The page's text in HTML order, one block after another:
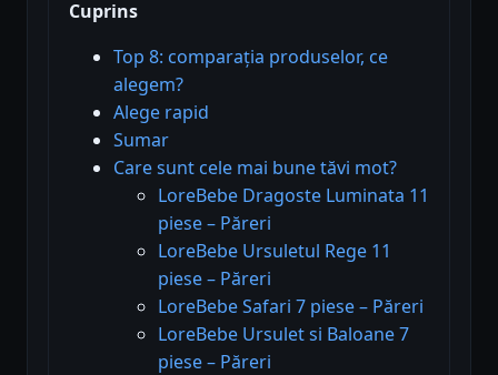
Cuprins
Top 8: comparația produselor, ce
alegem?
Alege rapid
Sumar
Care sunt cele mai bune tăvi mot?
LoreBebe Dragoste Luminata 11
piese – Păreri
LoreBebe Ursuletul Rege 11
piese – Păreri
LoreBebe Safari 7 piese – Păreri
LoreBebe Ursulet si Baloane 7
piese – Păreri